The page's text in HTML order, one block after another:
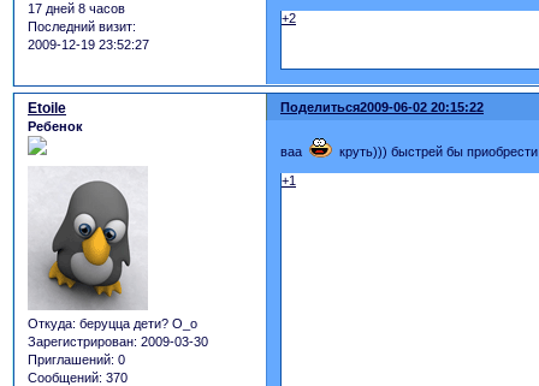
17 дней 8 часов
Последний визит:
2009-12-19 23:52:27
+2
Поделиться2009-06-02 20:15:22
Etoile
Ребенок
Откуда: беруцца дети? О_о
Зарегистрирован: 2009-03-30
Приглашений: 0
Сообщений: 370
ваа
круть))) быстрей бы
+1